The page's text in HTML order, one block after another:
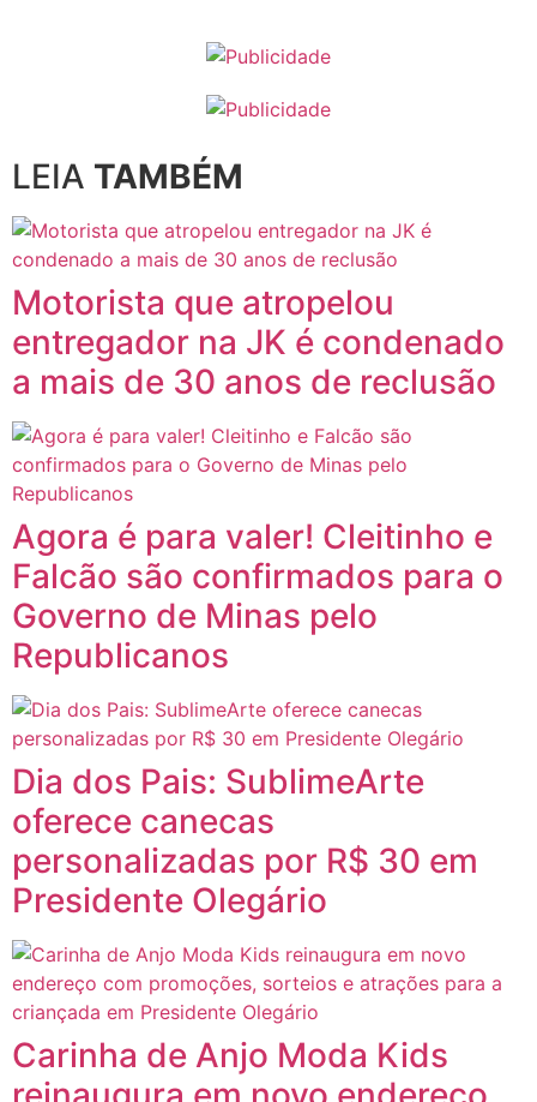
LEIA TAMBÉM
Motorista que atropelou
entregador na JK é condenado
a mais de 30 anos de reclusão
Agora é para valer! Cleitinho e
Falcão são confirmados para o
Governo de Minas pelo
Republicanos
Dia dos Pais: SublimeArte
oferece canecas
personalizadas por R$ 30 em
Presidente Olegário
Carinha de Anjo Moda Kids